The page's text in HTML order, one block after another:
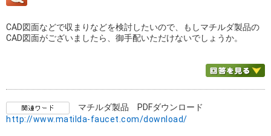
CAD図面などで収まりなどを検討したいので、もしマチルダ製品の
CAD図面がございましたら、御手配いただけないでしょうか。
マチルダ製品 PDFダウンロード
http://www.matilda-faucet.com/download/